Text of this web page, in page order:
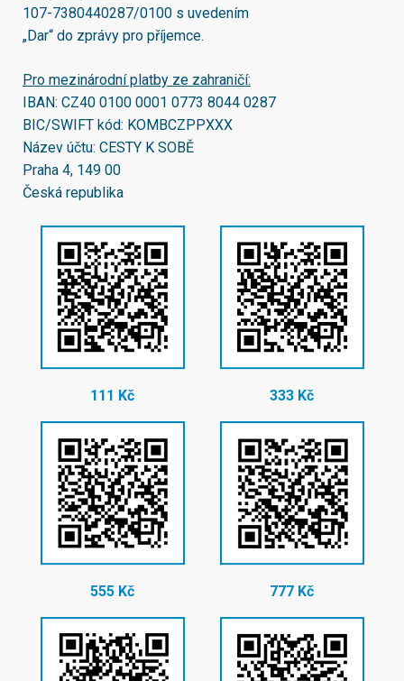
107-7380440287/0100 s uvedením
„Dar“ do zprávy pro příjemce.
Pro mezinárodní platby ze zahraničí:
IBAN: CZ40 0100 0001 0773 8044 0287
BIC/SWIFT kód: KOMBCZPPXXX
Název účtu: CESTY K SOBĚ
Praha 4, 149 00
Česká republika
111 Kč 333 Kč
555 Kč 777 Kč